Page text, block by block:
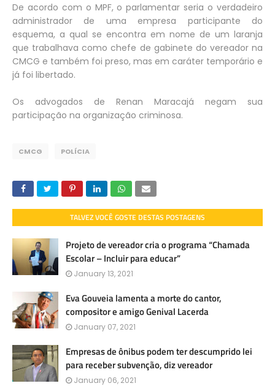
De acordo com o MPF, o parlamentar seria o verdadeiro
administrador de uma empresa participante do
esquema, a qual se encontra em nome de um laranja
que trabalhava como chefe de gabinete do vereador na
CMCG e também foi preso, mas em caráter temporário e
já foi libertado.
Os advogados de Renan Maracajá negam sua
participação na organização criminosa.
CMCG POLÍCIA
TALVEZ VOCÊ GOSTE DESTAS POSTAGENS
Projeto de vereador cria o programa “Chamada
Escolar – Incluir para educar”
January 13, 2021
Eva Gouveia lamenta a morte do cantor,
compositor e amigo Genival Lacerda
January 07, 2021
Empresas de ônibus podem ter descumprido lei
para receber subvenção, diz vereador
January 06, 2021